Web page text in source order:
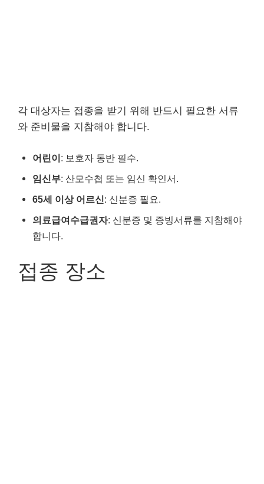
각 대상자는 접종을 받기 위해 반드시 필요한 서류
와 준비물을 지참해야 합니다.
어린이: 보호자 동반 필수.
임신부: 산모수첩 또는 임신 확인서.
65세 이상 어르신: 신분증 필요.
의료급여수급권자: 신분증 및 증빙서류를 지참해야
합니다.
접종 장소